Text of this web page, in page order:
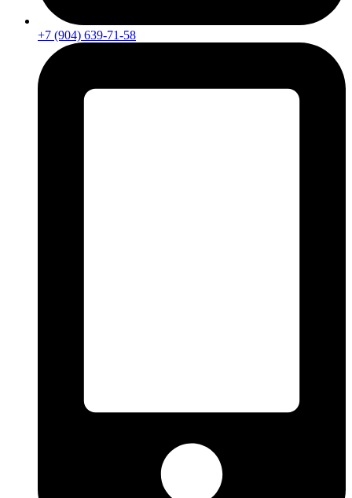
+7 (904) 639-71-58